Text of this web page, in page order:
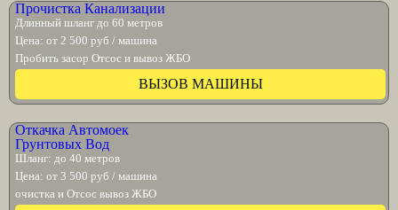
Прочистка Канализации
Длинный шланг до 60 метров
Цена: от 2 500 руб / машина
Пробить засор Отсос и вывоз ЖБО
ВЫЗОВ МАШИНЫ
Откачка Автомоек
Грунтовых Вод
Шланг: до 40 метров
Цена: от 3 500 руб / машина
очистка и Отсос вывоз ЖБО